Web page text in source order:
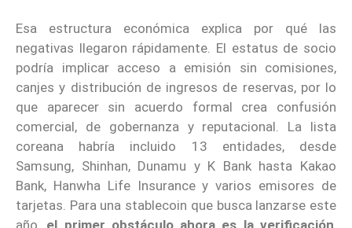
Esa estructura económica explica por qué las
negativas llegaron rápidamente. El estatus de socio
podría implicar acceso a emisión sin comisiones,
canjes y distribución de ingresos de reservas, por lo
que aparecer sin acuerdo formal crea confusión
comercial, de gobernanza y reputacional. La lista
coreana habría incluido 13 entidades, desde
Samsung, Shinhan, Dunamu y K Bank hasta Kakao
Bank, Hanwha Life Insurance y varios emisores de
tarjetas. Para una stablecoin que busca lanzarse este
año, el primer obstáculo ahora es la verificación